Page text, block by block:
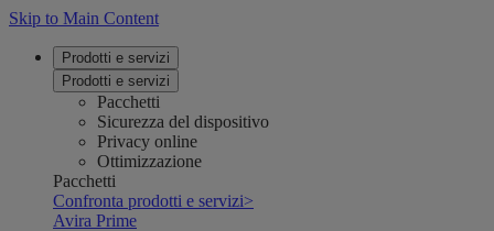
Skip to Main Content
Prodotti e servizi
Prodotti e servizi
Pacchetti
Sicurezza del dispositivo
Privacy online
Ottimizzazione
Pacchetti
Confronta prodotti e servizi>
Avira Prime